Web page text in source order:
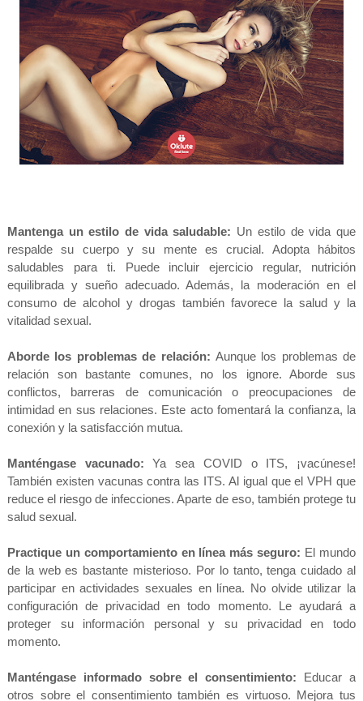
Mantenga un estilo de vida saludable: Un estilo de vida que
respalde su cuerpo y su mente es crucial. Adopta hábitos
saludables para ti. Puede incluir ejercicio regular, nutrición
equilibrada y sueño adecuado. Además, la moderación en el
consumo de alcohol y drogas también favorece la salud y la
vitalidad sexual.
Aborde los problemas de relación: Aunque los problemas de
relación son bastante comunes, no los ignore. Aborde sus
conflictos, barreras de comunicación o preocupaciones de
intimidad en sus relaciones. Este acto fomentará la confianza, la
conexión y la satisfacción mutua.
Manténgase vacunado: Ya sea COVID o ITS, ¡vacúnese!
También existen vacunas contra las ITS. Al igual que el VPH que
reduce el riesgo de infecciones. Aparte de eso, también protege tu
salud sexual.
Practique un comportamiento en línea más seguro: El mundo
de la web es bastante misterioso. Por lo tanto, tenga cuidado al
participar en actividades sexuales en línea. No olvide utilizar la
configuración de privacidad en todo momento. Le ayudará a
proteger su información personal y su privacidad en todo
momento.
Manténgase informado sobre el consentimiento: Educar a
otros sobre el consentimiento también es virtuoso. Mejora tus